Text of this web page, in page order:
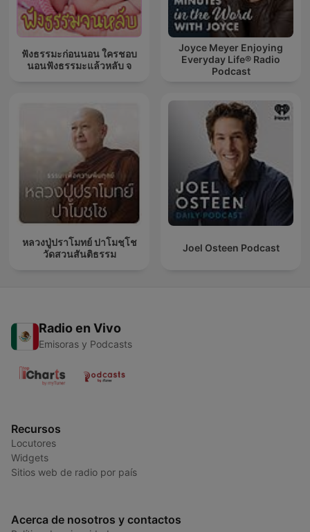
ฟังธรรมะก่อนนอน ใครชอบ
นอนฟังธรรมะแล้วหลับ จ
Joyce Meyer Enjoying
Everyday Life® Radio
Podcast
หลวงปู่ปราโมทย์ ปาโมชฺโช
วัดสวนสันติธรรม
Joel Osteen Podcast
Radio en Vivo
Emisoras y Podcasts
Recursos
Locutores
Widgets
Sitios web de radio por país
Acerca de nosotros y contactos